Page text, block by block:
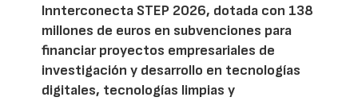
Innterconecta STEP 2026, dotada con 138
millones de euros en subvenciones para
financiar proyectos empresariales de
investigación y desarrollo en tecnologías
digitales, tecnologías limpias y